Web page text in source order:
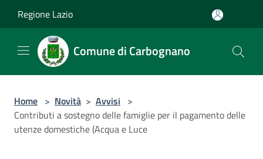
Regione Lazio
Comune di Carbognano
Home > Novità > Avvisi >
Contributi a sostegno delle famiglie per il pagamento delle
utenze domestiche (Acqua e Luce